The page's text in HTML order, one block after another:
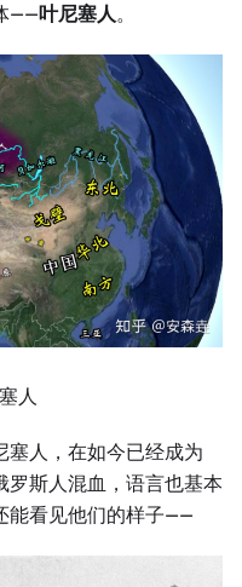
——叶尼塞人 。
人
塞人，在如今已经成为
罗斯人混血，语言也基本
能看见他们的样子——